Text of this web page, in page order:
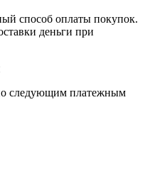
способ оплаты покупок.
деньги при
cледующим платежным